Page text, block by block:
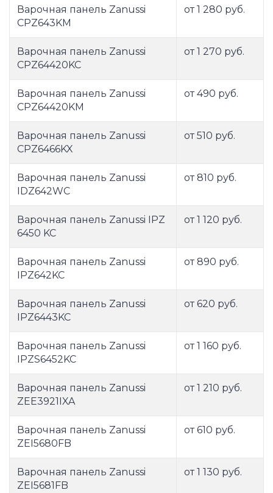
Варочная панель Zanussi
CPZ643KM
от 1 280 руб.
Варочная панель Zanussi
CPZ64420KC
от 1 270 руб.
Варочная панель Zanussi
CPZ64420KM
от 490 руб.
Варочная панель Zanussi
CPZ6466KX
от 510 руб.
Варочная панель Zanussi
IDZ642WC
от 810 руб.
Варочная панель Zanussi IPZ
6450 KC
от 1 120 руб.
Варочная панель Zanussi
IPZ642KC
от 890 руб.
Варочная панель Zanussi
IPZ6443KC
от 620 руб.
Варочная панель Zanussi
IPZS6452KC
от 1 160 руб.
Варочная панель Zanussi
ZEE3921IXA
от 1 210 руб.
Варочная панель Zanussi
ZEI5680FB
от 610 руб.
Варочная панель Zanussi
ZEI5681FB
от 1 130 руб.